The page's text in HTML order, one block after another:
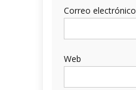
Correo electrónico
Web